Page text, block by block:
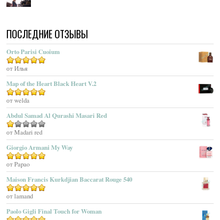
Acqua Di Parma
Acqua Di Sardegna
Acqua Di Stresa
Adam Levine
Adamo Parfum
Adidas
Adolfo Dominguez
Adrienne Vittadini
Aedes De Venustas
Aerin Lauder
Aether
Affinessence
Afnan Perfumes
Agatha Ruiz De La Prada
Agatho Parfum
Agent Provocateur
ПОСЛЕДНИЕ ОТЗЫВЫ
Orto Parisi Cuoium
Оценка
от Илья
Map of the Heart Black Heart V.2
Оценка5
от welda
Abdul Samad Al Qurashi Masari Red
Оценка
1
из
5
от Madari red
Giorgio Armani My Way
Оценка5
от Papao
Maison Francis Kurkdjian Baccarat Rouge 540
Оценка5из 5
от lamand
Paolo Gigli Final Touch for Woman